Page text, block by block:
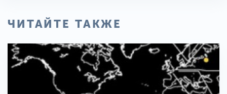
ЧИТАЙТЕ ТАКЖЕ